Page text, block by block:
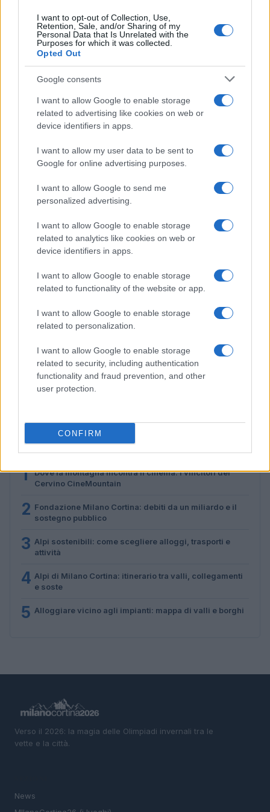
I want to opt-out of Collection, Use,
Retention, Sale, and/or Sharing of my
Personal Data that Is Unrelated with the
Purposes for which it was collected.
Opted Out
Google consents
I want to allow Google to enable storage
related to advertising like cookies on web or
device identifiers in apps.
I want to allow my user data to be sent to
Google for online advertising purposes.
I want to allow Google to send me
personalized advertising.
I want to allow Google to enable storage
related to analytics like cookies on web or
device identifiers in apps.
I want to allow Google to enable storage
related to functionality of the website or app.
I want to allow Google to enable storage
related to personalization.
I want to allow Google to enable storage
related to security, including authentication
functionality and fraud prevention, and other
user protection.
CONFIRM
Fondazione Milano Cortina: debiti da un miliardo e il
sostegno pubblico
MILANOCORTINA26 (I LUOGHI)
Alpi sostenibili: come scegliere alloggi, trasporti e
attività
Marco Tessari · 3 Ago 2026
PIÙ LETTI
1
Dove la montagna incontra il cinema: i vincitori del
Cervino CineMountain
2 Fondazione Milano Cortina: debiti da un miliardo e il
sostegno pubblico
3 Alpi sostenibili: come scegliere alloggi, trasporti e
attività
4 Alpi di Milano Cortina: itinerario tra valli, collegamenti
e soste
5 Alloggiare vicino agli impianti: mappa di valli e borghi
Verso il 2026: la magia delle Olimpiadi invernali tra le
vette e la città.
News